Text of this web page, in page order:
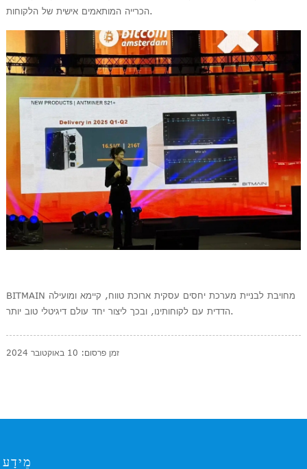
הכרייה המותאמים אישית של הלקוחות.
BITMAIN מחויבת לבניית מערכת יחסים עסקית ארוכת טווח, קיימא ומועילה
הדדית עם לקוחותינו, ובכך ליצור יחד עולם דיגיטלי טוב יותר.
זמן פרסום: 10 באוקטובר 2024
מֵידָע